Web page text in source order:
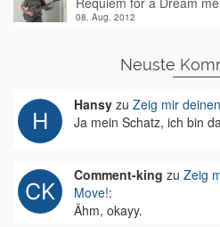
08. Aug. 2012
Neuste
Hansy zu Zeig mir
Ja mein Schatz, ich bin
Comment-king zu Zeig
Move!:
Ähm, okayy.